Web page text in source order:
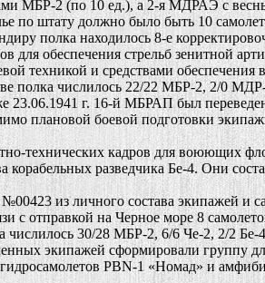
2 (по 10 ед.), а 2-я МДРАЭ с весны
по штату должно было быть 10
полка находилось 8-е
для обеспечения стрельб зенитной
и средствами обеспечения
полка числилось 22/22 МБР-2, 2/0
г. 16-й МБРАП был переведен
плановой боевой подготовки
технических кадров для воюющих
разведчика Бе-4. Они
из личного состава экипажей и
с отправкой на Черное море 8
30/28 МБР-2, 6/6 Че-2, 2/2
экипажей сформировали группу
PBN-1 «Номад» и